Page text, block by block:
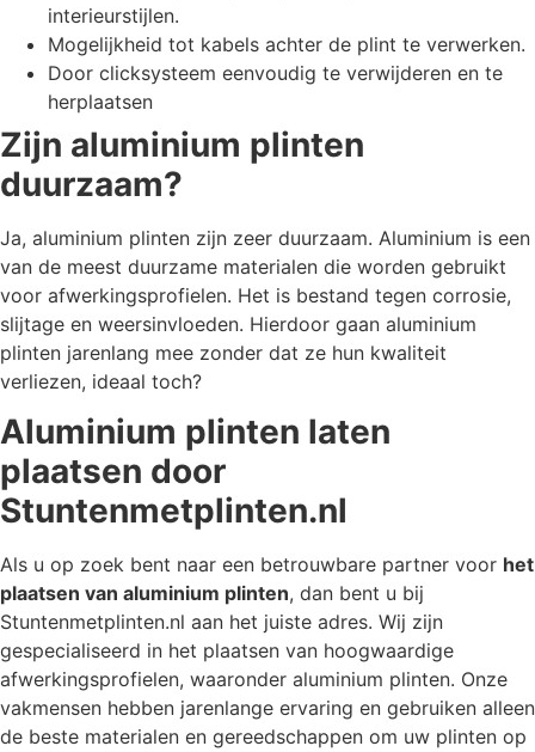
interieurstijlen.
Mogelijkheid tot kabels achter de plint te verwerken.
Door clicksysteem eenvoudig te verwijderen en te
herplaatsen
Zijn aluminium plinten
duurzaam?
Ja, aluminium plinten zijn zeer duurzaam. Aluminium is een
van de meest duurzame materialen die worden gebruikt
voor afwerkingsprofielen. Het is bestand tegen corrosie,
slijtage en weersinvloeden. Hierdoor gaan aluminium
plinten jarenlang mee zonder dat ze hun kwaliteit
verliezen, ideaal toch?
Aluminium plinten laten
plaatsen door
Stuntenmetplinten.nl
Als u op zoek bent naar een betrouwbare partner voor het
plaatsen van aluminium plinten, dan bent u bij
Stuntenmetplinten.nl aan het juiste adres. Wij zijn
gespecialiseerd in het plaatsen van hoogwaardige
afwerkingsprofielen, waaronder aluminium plinten. Onze
vakmensen hebben jarenlange ervaring en gebruiken alleen
de beste materialen en gereedschappen om uw plinten op